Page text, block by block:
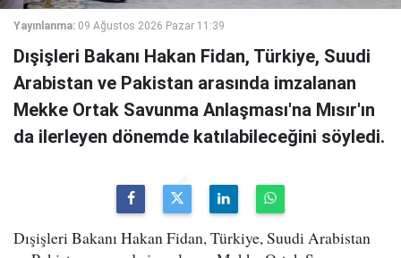
Yayınlanma: 09 Ağustos 2026 Pazar 11:39
Dışişleri Bakanı Hakan Fidan, Türkiye, Suudi
Arabistan ve Pakistan arasında imzalanan
Mekke Ortak Savunma Anlaşması'na Mısır'ın
da ilerleyen dönemde katılabileceğini söyledi.
Dışişleri Bakanı Hakan Fidan, Türkiye, Suudi Arabistan